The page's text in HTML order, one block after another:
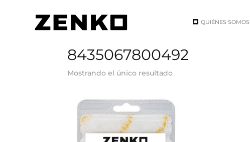
QUIÉNES SOMOS
8435067800492
Mostrando el único resultado